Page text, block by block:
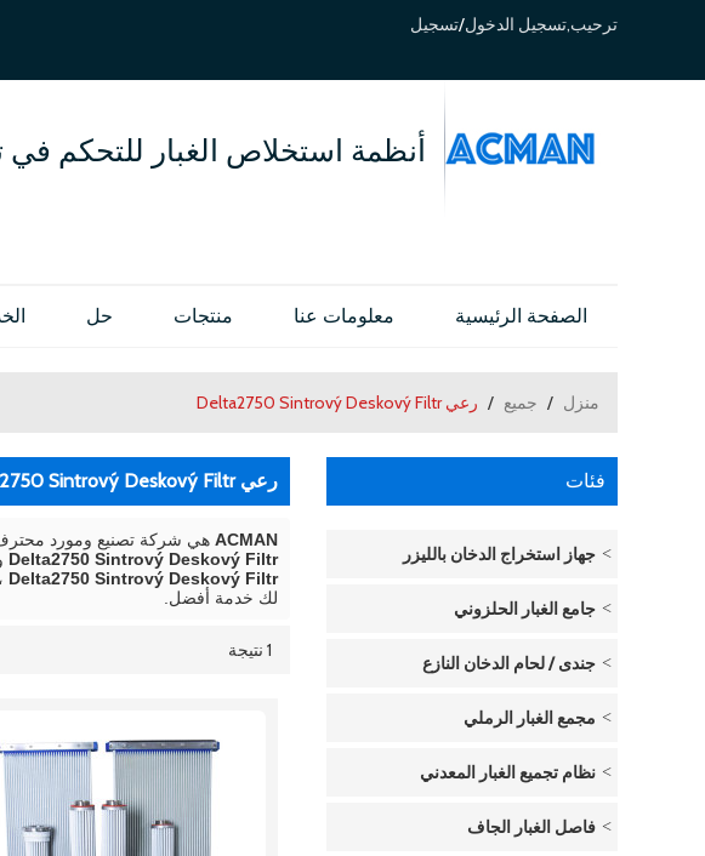
ترحيب,تسجيل الدخول/تسجيل
أنظمة استخلاص الغبار للتحكم
الصفحة الرئيسية معلومات عنا منتجات حل
منزل / جميع / رعي Delta2750 Sintrový Deskový Filtr
فئات
جهاز استخراج الدخان بالليزر
جامع الغبار الحلزوني
جندى / لحام الدخان النازع
مجمع الغبار الرملي
نظام تجميع الغبار المعدني
فاصل الغبار الجاف
رعي Delta2750 Sintrový Deskový Filtr
ACMAN هي شركة تصنيع ومورد
Delta2750 Sintrový Deskový Filtr
Delta2750 Sintrový Deskový Filtr
لك خدمة أفضل.
1 نتيجة عرض